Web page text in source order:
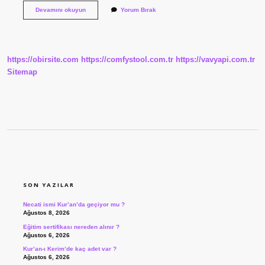
Devamını okuyunMihver
Yorum Bırak
https://obirsite.com https://comfystool.com.tr https://vavyapi.com.tr
Sitemap
SON YAZILAR
Necati ismi Kur’an’da geçiyor mu ?
Ağustos 8, 2026
Eğitim sertifikası nereden alınır ?
Ağustos 6, 2026
Kur’an-ı Kerim’de kaç adet var ?
Ağustos 6, 2026